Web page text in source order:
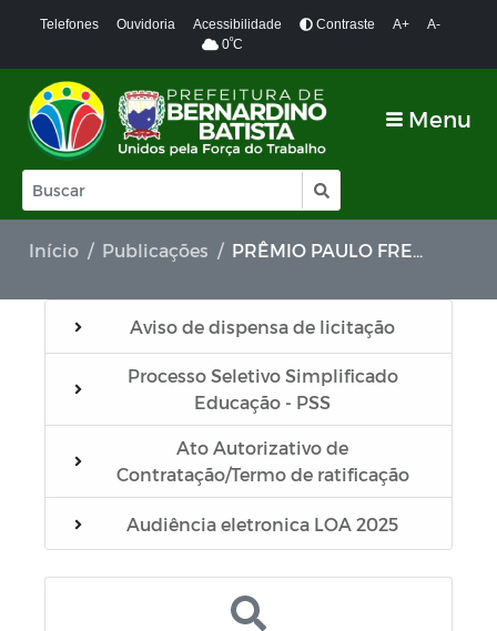
Telefones Ouvidoria Acessibilidade Contraste A+
A-
0ºC
Menu
Início Publicações PRÊMIO PAULO FREIRE
Aviso de dispensa de licitação
Processo Seletivo Simplificado
Educação - PSS
Ato Autorizativo de
Contratação/Termo de ratificação
Audiência eletronica LOA 2025
Editais